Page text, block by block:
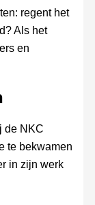
regent het
Als het
en
de NKC
te bekwamen
in zijn werk